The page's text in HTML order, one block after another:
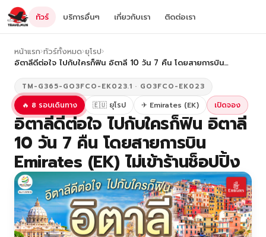
ทัวร์ บริการอื่นๆ เกี่ยวกับเรา ติดต่อเรา
หน้าแรก›ทัวร์ทั้งหมด›ยุโรป›
อิตาลีดีต่อใจ ไปกับใครก็ฟิน อิตาลี 10 วัน 7 คืน โดยสายการบิน…
TM-G365-GO3FCO-EK023.1 · GO3FCO-EK023
🔥 8 รอบเดินทาง 🇪🇺 ยุโรป ✈ Emirates (EK) เปิดจอง
อิตาลีดีต่อใจ ไปกับใครก็ฟิน อิตาลี
10 วัน 7 คืน โดยสายการบิน
Emirates (EK) ไม่เข้าร้านช็อปปิ้ง